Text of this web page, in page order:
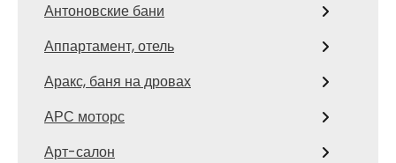
Антоновские бани
Аппартамент, отель
Аракс, баня на дровах
АРС моторс
Арт-салон